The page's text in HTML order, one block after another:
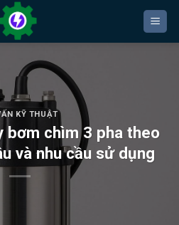
KỸ THUẬT
bơm chìm 3 pha theo
và nhu cầu sử dụng